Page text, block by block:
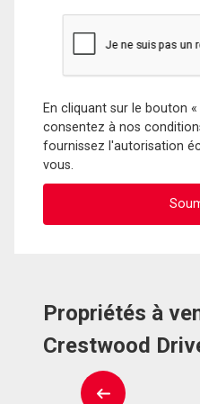
En cliquant sur le bouton
consentez à nos
fournissez l'autorisation
vous.
Propriétés à
Crestwood